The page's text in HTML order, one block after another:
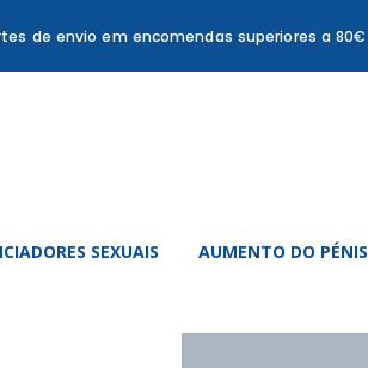
de envio em encomendas superiores a 80€
SEXUAIS AUMENTO DO PÉNIS